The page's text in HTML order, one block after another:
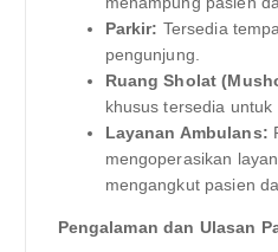
Parkir: Tersedia
pengunjung.
Ruang Sholat
khusus tersedia untuk
Layanan Ambulans:
mengoperasikan
mengangkut pasien
Pengalaman dan Ulasan